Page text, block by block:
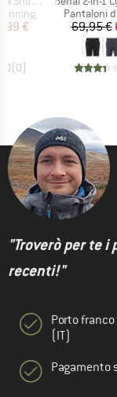
ridotto
€
(0)
Gruppo di
Pantaloni
69,95 €
"Troverò per te
recenti!"
Porto
(IT)
Pagamento